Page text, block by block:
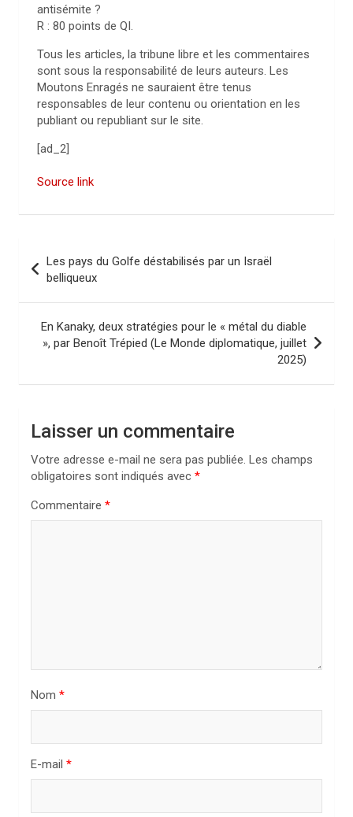
antisémite ?
R : 80 points de QI.
Tous les articles, la tribune libre et les commentaires
sont sous la responsabilité de leurs auteurs. Les
Moutons Enragés ne sauraient être tenus
responsables de leur contenu ou orientation en les
publiant ou republiant sur le site.
[ad_2]
Source link
v
Les pays du Golfe déstabilisés par un Israël
belliqueux
En Kanaky, deux stratégies pour le « métal du diable
», par Benoît Trépied (Le Monde diplomatique, juillet
2025)
Laisser un commentaire
Votre adresse e-mail ne sera pas publiée. Les champs
obligatoires sont indiqués avec *
Commentaire *
Nom *
E-mail *